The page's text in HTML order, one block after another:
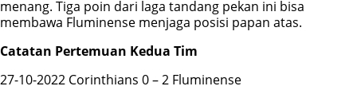
menang. Tiga poin dari laga tandang pekan ini bisa
membawa Fluminense menjaga posisi papan atas.
Catatan Pertemuan Kedua Tim
27-10-2022 Corinthians 0 – 2 Fluminense